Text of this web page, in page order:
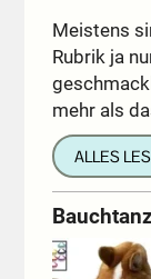
Meistens
Rubrik ja
mehr als
ALLES